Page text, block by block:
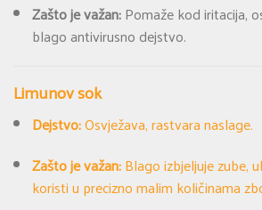
Zašto je važan:Pomaže kod iritacija,
blago antivirusno dejstvo.
Limunov sok
Dejstvo:Osvježava, rastvara naslage.
Zašto je važan:Blago izbjeljuje zube,
koristi u precizno malim količinama